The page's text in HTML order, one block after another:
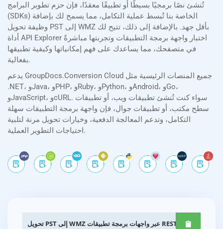
تُنشئ نصًا برمجيًا بسيطًا أو تطبيقًا معقدًا، فإن حزم تطوير البرامج
(SDKs) الخاصة بنا تُبسط عملية التكامل، مما يسمح لك بإضافة
وظيفة تحويل PST إلى WMZ بأقل جهد. بالإضافة إلى ذلك، تتيح لك
أداة API Explorer اختبار واجهة برمجة التطبيقات وتجربتها مباشرةً
في متصفحك، مما يساعدك على فهم إمكانياتها وكيفية تطبيقها
بفعالية.
يدعم GroupDocs.Conversion Cloud جميع المنصات الرئيسية مثل
.NET، وJava، وPHP، وRuby، وPython، وAndroid، وGo،
وJavaScript، وcURL. سواء كنت تُنشئ تطبيقات ويب، أو تطبيقات
سطح مكتب، أو تطبيقات جوال، فإن واجهة برمجة التطبيقات سهلة
التكامل، وتدعم المعالجة الدفعية، وخيارات تحويل مرنة لتلبية
احتياجات التطوير العملية.
تحويل PST إلى WMZ عبر واجهات برمجة تطبيقات REST .NET